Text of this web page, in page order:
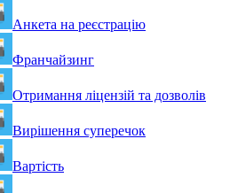
Анкета на реєстрацію
Франчайзинг
Отримання ліцензій та дозволів
Вирішення суперечок
Вартість